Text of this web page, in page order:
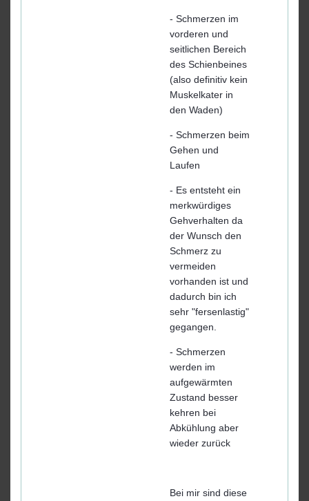
- Schmerzen im
vorderen und
seitlichen Bereich
des Schienbeines
(also definitiv kein
Muskelkater in
den Waden)
- Schmerzen beim
Gehen und
Laufen
- Es entsteht ein
merkwürdiges
Gehverhalten da
der Wunsch den
Schmerz zu
vermeiden
vorhanden ist und
dadurch bin ich
sehr "fersenlastig"
gegangen.
- Schmerzen
werden im
aufgewärmten
Zustand besser
kehren bei
Abkühlung aber
wieder zurück
Bei mir sind diese